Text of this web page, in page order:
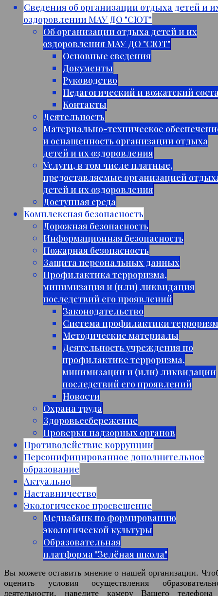
Сведения об организации отдыха детей и
оздоровлении МАУ ДО "СЮТ"
Об организации отдыха детей и их
оздоровления МАУ ДО "СЮТ"
Основные сведения
Документы
Руководство
Педагогический и вожатский
Контакты
Деятельность
Материально-техническое
и оснащенность организации отдыха
детей и их оздоровления
Услуги, в том числе платные,
предоставляемые организацией
детей и их оздоровления
Доступная среда
Комплексная безопасность
Дорожная безопасность
Информационная безопасность
Пожарная безопасность
Защита персональных данных
Профилактика терроризма,
минимизация и (или) ликвидация
последствий его проявлений
Законодательство
Система профилактики
Методические материалы
Деятельность учреждения по
профилактике терроризма,
минимизации и (или) ликвидации
последствий его проявлений
Новости
Охрана труда
Здоровьесбережение
Проверки надзорных органов
Противодействие коррупции
Персонифицированное дополнительное
образование
Актуально
Наставничество
Экологическое просвещение
Медиабанк по формированию
экологической культуры
Образовательная
платформа "Зелёная школа"
Вы можете оставить мнение о нашей организации.
оценить условия осуществления
деятельности, наведите камеру Вашего